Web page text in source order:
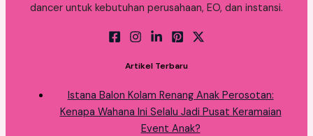
dancer untuk kebutuhan perusahaan, EO, dan instansi.
Artikel Terbaru
Istana Balon Kolam Renang Anak Perosotan:
Kenapa Wahana Ini Selalu Jadi Pusat Keramaian
Event Anak?